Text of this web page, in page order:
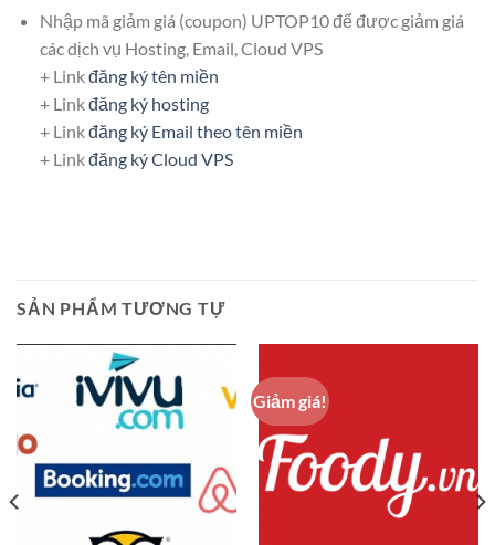
Nhập mã giảm giá (coupon) UPTOP10 để được giảm giá
các dịch vụ Hosting, Email, Cloud VPS
+ Linkđăng ký tên miền
+ Linkđăng ký hosting
+ Linkđăng ký Email theo tên miền
+ Linkđăng ký Cloud VPS
SẢN PHẨM TƯƠNG TỰ
Giảm giá!